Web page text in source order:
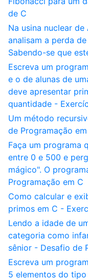
de C
Na usina nuclear
analisam a perda
Sabendo-se que
Escreva um
e o de alunas de
deve apresentar
quantidade -
Um método
de Programação
Faça um programa
entre 0 e 500 e
mágico". O
Programação em C
Como calcular e
primos em C -
Lendo a idade de
categoria como
sênior - Desafio de
Escreva um
5 elementos do